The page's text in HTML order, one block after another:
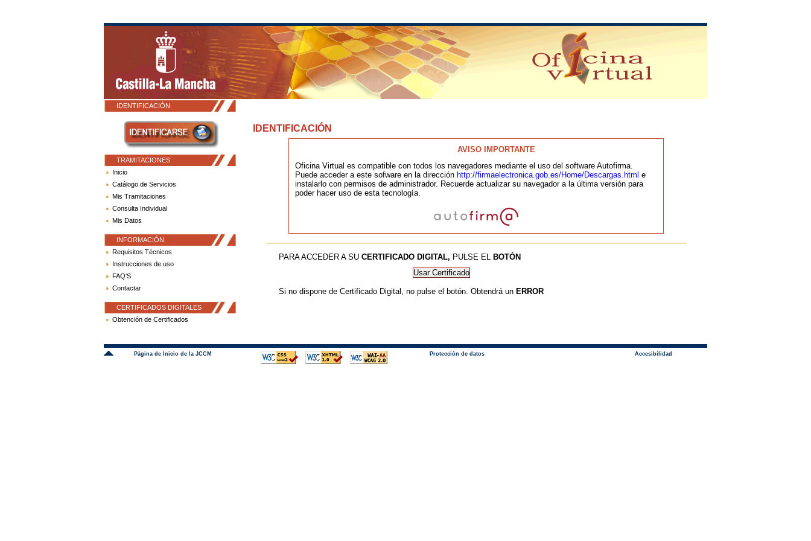
IDENTIFICACIÓN
TRAMITACIONES
Inicio
Catálogo de Servicios
Mis Tramitaciones
Consulta Individual
Mis Datos
INFORMACIÓN
Requisitos Técnicos
Instrucciones de uso
FAQ'S
Contactar
CERTIFICADOS DIGITALES
Obtención de Certificados
IDENTIFICACIÓN
AVISO IMPORTANTE
Oficina Virtual es compatible con todos los navegadores mediante el uso del software Autofirma.
Puede acceder a este sofware en la dirección http://firmaelectronica.gob.es/Home/Descargas.html e
instalarlo con permisos de administrador. Recuerde actualizar su navegador a la última versión para
poder hacer uso de esta tecnología.
PARA ACCEDER A SU CERTIFICADO DIGITAL, PULSE EL BOTÓN
Si no dispone de Certificado Digital, no pulse el botón. Obtendrá un ERROR
Página de Inicio de la JCCM Protección de datos Accesibilidad